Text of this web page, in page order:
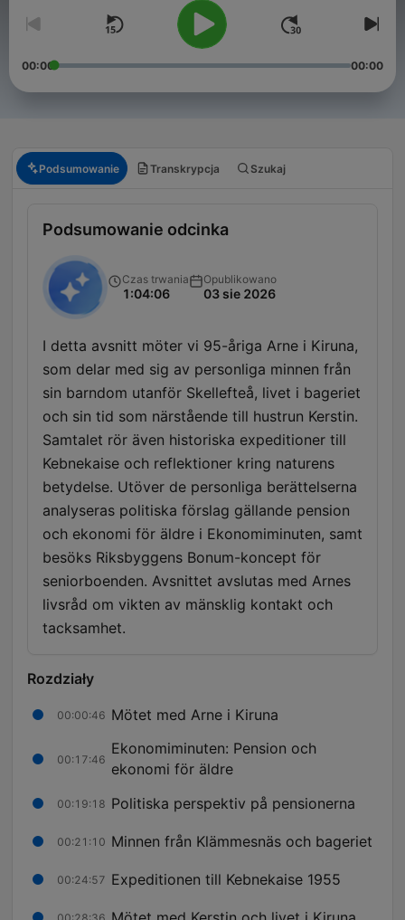
har idag, samtidigt som de integreras med både sin egen och
de yngre generationerna! Kontakt: hello@jonasuhlback.com
Lyssna på de äldre är en produktion av Poddagency
00:00 00:00
Podsumowanie Transkrypcja Szukaj
Podsumowanie odcinka
Czas trwania
1:04:06
Opublikowano
03 sie 2026
I detta avsnitt möter vi 95-åriga Arne i Kiruna,
som delar med sig av personliga minnen från
sin barndom utanför Skellefteå, livet i bageriet
och sin tid som närstående till hustrun Kerstin.
Samtalet rör även historiska expeditioner till
Kebnekaise och reflektioner kring naturens
betydelse. Utöver de personliga berättelserna
analyseras politiska förslag gällande pension
och ekonomi för äldre i Ekonomiminuten, samt
besöks Riksbyggens Bonum-koncept för
seniorboenden. Avsnittet avslutas med Arnes
livsråd om vikten av mänsklig kontakt och
tacksamhet.
Rozdziały
00:00:46 Mötet med Arne i Kiruna
00:17:46
Ekonomiminuten: Pension och
ekonomi för äldre
00:19:18 Politiska perspektiv på pensionerna
00:21:10 Minnen från Klämmesnäs och bageriet
00:24:57 Expeditionen till Kebnekaise 1955